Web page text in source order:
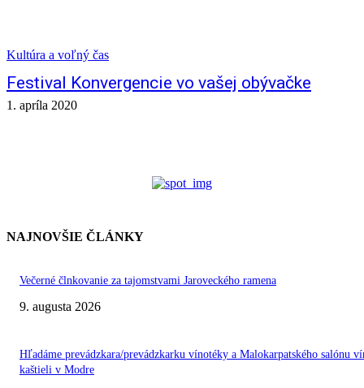
Kultúra a voľný čas
Festival Konvergencie vo vašej obývačke
1. apríla 2020
NAJNOVŠIE ČLÁNKY
Večerné člnkovanie za tajomstvami Jaroveckého ramena
9. augusta 2026
Hľadáme prevádzkara/prevádzkarku vínotéky a Malokarpatského salónu
kaštieli v Modre